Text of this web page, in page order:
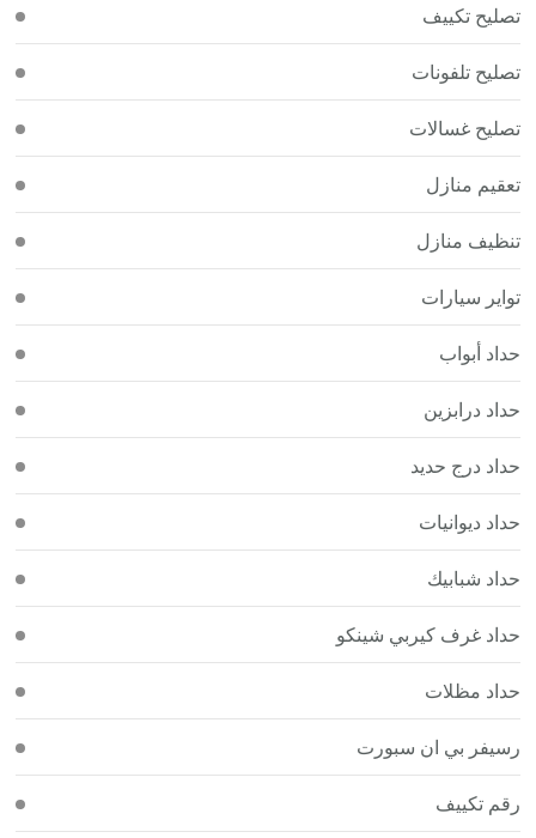
تصليح تكييف
تصليح تلفونات
تصليح غسالات
تعقيم منازل
تنظيف منازل
تواير سيارات
حداد أبواب
حداد درابزين
حداد درج حديد
حداد ديوانيات
حداد شبابيك
حداد غرف كيربي شينكو
حداد مظلات
رسيفر بي ان سبورت
رقم تكييف